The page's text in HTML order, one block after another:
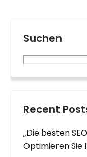
Suchen
Recent
„Die besten
Optimieren Sie